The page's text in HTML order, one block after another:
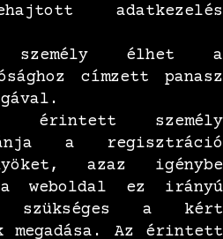
adatkezelés
élhet a
címzett panasz
érintett személy
a regisztráció
azaz igénybe
weboldal ez irányú
szükséges a kért
megadása. Az érintett